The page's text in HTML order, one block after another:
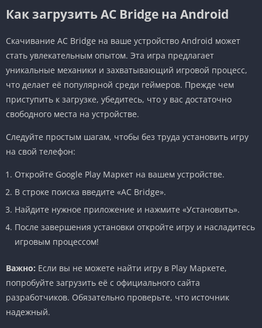
Как загрузить AC Bridge на Android
Скачивание AC Bridge на ваше устройство Android может
стать увлекательным опытом. Эта игра предлагает
уникальные механики и захватывающий игровой процесс,
что делает её популярной среди геймеров. Прежде чем
приступить к загрузке, убедитесь, что у вас достаточно
свободного места на устройстве.
Следуйте простым шагам, чтобы без труда установить игру
на свой телефон:
Откройте Google Play Маркет на вашем устройстве.
В строке поиска введите «AC Bridge».
Найдите нужное приложение и нажмите «Установить».
После завершения установки откройте игру и насладитесь
игровым процессом!
Важно: Если вы не можете найти игру в Play Маркете,
попробуйте загрузить её с официального сайта
разработчиков. Обязательно проверьте, что источник
надежный.